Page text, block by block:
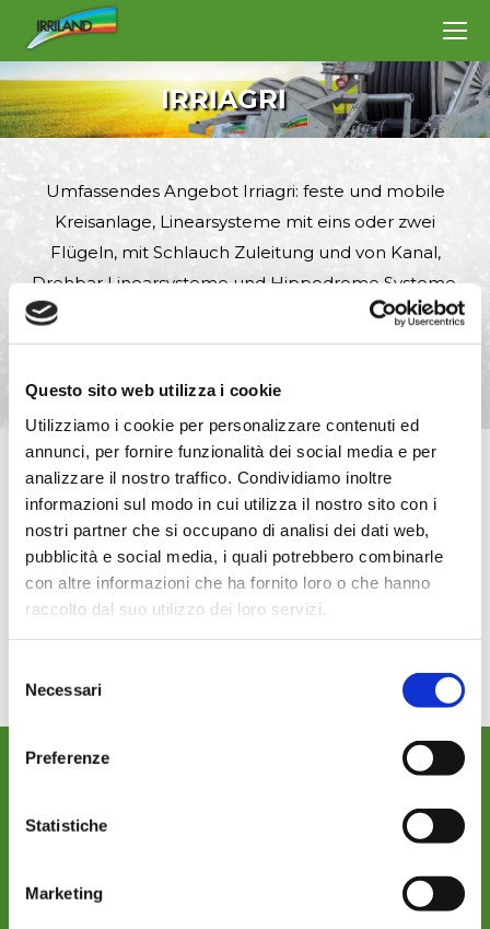
Questo sito web utilizza i cookie
Utilizziamo i cookie per personalizzare contenuti ed
annunci, per fornire funzionalità dei social media e per
analizzare il nostro traffico. Condividiamo inoltre
informazioni sul modo in cui utilizza il nostro sito con i
nostri partner che si occupano di analisi dei dati web,
pubblicità e social media, i quali potrebbero combinarle
con altre informazioni che ha fornito loro o che hanno
raccolto dal suo utilizzo dei loro servizi.
delNecessari
Preferenze
Statistiche
Marketing
IRRIAGRI
Umfassendes Angebot Irriagri: feste und mobile
Kreisanlage, Linearsysteme mit eins oder zwei
Flügeln, mit Schlauch Zuleitung und von Kanal,
Drehbar Linearsysteme und Hippodrome Systeme.
Mit den Zubehören und besondere Kleinlichkeiten
Palette bekam die Linie hochprofessionell und kann
KREISANLAGE UND
LINEARSYSTEME